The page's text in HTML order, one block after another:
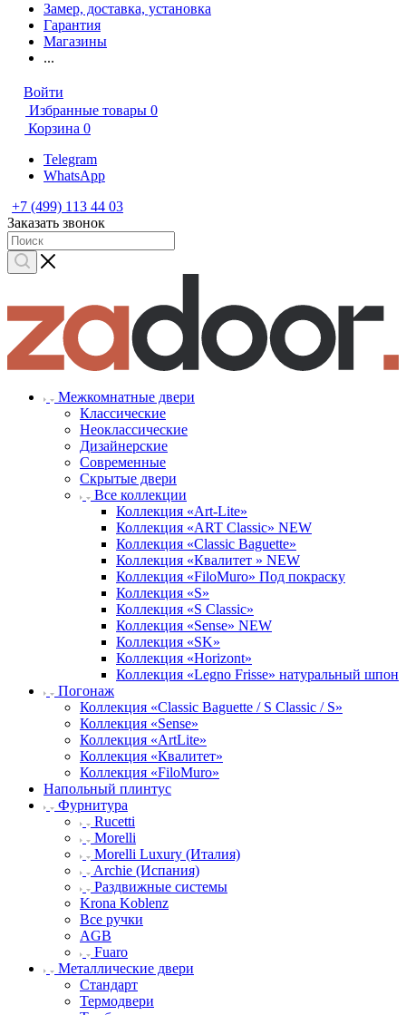
Замер, доставка, установка
Гарантия
Магазины
...
Войти
Избранные товары 0
Корзина 0
Telegram
WhatsApp
+7 (499) 113 44 03
Заказать звонок
Межкомнатные двери
Классические
Неоклассические
Дизайнерские
Современные
Скрытые двери
Все коллекции
Коллекция «Art-Lite»
Коллекция «ART Classic» NEW
Коллекция «Classic Baguette»
Коллекция «Квалитет » NEW
Коллекция «FiloMuro» Под покраску
Коллекция «S»
Коллекция «S Classic»
Коллекция «Sense» NEW
Коллекция «SK»
Коллекция «Horizont»
Коллекция «Legno Frisse» натуральный шпон
Погонаж
Коллекция «Classic Baguette / S Classic / S»
Коллекция «Sense»
Коллекция «ArtLite»
Коллекция «Квалитет»
Коллекция «FiloMuro»
Напольный плинтус
Фурнитура
Rucetti
Morelli
Morelli Luxury (Италия)
Archie (Испания)
Раздвижные системы
Krona Koblenz
Все ручки
AGB
Fuaro
Металлические двери
Стандарт
Термодвери